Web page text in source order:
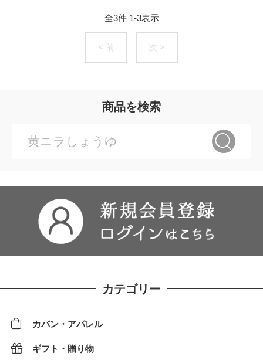
全3件 1-3表示
< 前 次 >
商品を検索
カテゴリー
カバン・アパレル
ギフト・贈り物